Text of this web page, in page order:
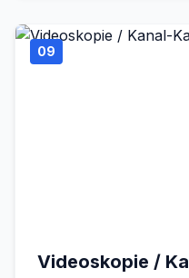
09
Videoskopie /